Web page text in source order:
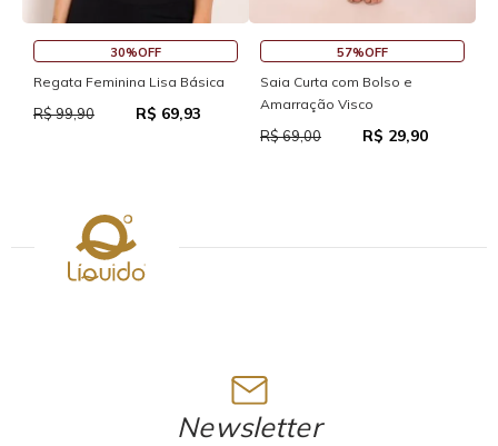
30%OFF
Regata Feminina Lisa Básica
R$ 99,90 R$ 69,93
57%OFF
Saia Curta com Bolso e
Amarração Visco
R$ 69,00 R$ 29,90
Newsletter